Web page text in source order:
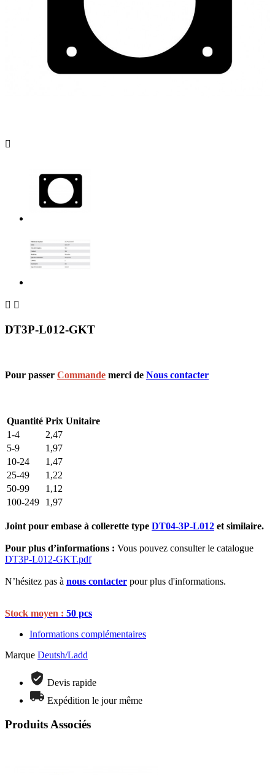

 
DT3P-L012-GKT
Pour passer Commande merci de Nous contacter
Quantité Prix Unitaire
1-4
2,47
5-9
1,97
10-24
1,47
25-49
1,22
50-99
1,12
100-249
1,97
Joint pour embase à collerette type DT04-3P-L012 et similaire.
Pour plus d’informations : Vous pouvez consulter le catalogue
DT3P-L012-GKT.pdf
N’hésitez pas à nous contacter pour plus d'informations.
Stock moyen : 50 pcs
Informations complémentaires
Marque Deutsh/Ladd
Devis rapide
Expédition le jour même
Produits Associés